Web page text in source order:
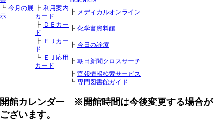
┗ 今月の展
示
┣ 利用案内
カード
┣ メディカルオンライン
┣ ＤＢカー
ド
┣ 化学書資料館
┣ ＥＪカー
ド
┣ 今日の診療
┗ ＥＪ応用
カード
┣ 朝日新聞クロスサーチ
┣ 官報情報検索サービス
┗ 専門図書館ガイド
開館カレンダー ※開館時間は今後変更する場合が
ございます。